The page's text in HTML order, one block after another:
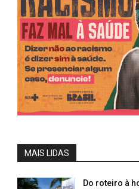
MAIS LIDAS
Do roteiro à